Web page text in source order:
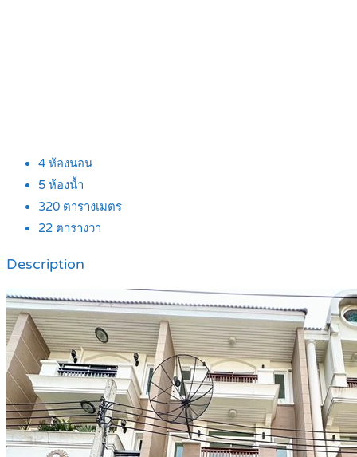
4 ห้องนอน
5 ห้องน้ำ
320 ตารางเมตร
22 ตารางวา
Description